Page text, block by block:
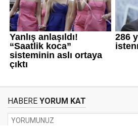
HABERE YORUM KAT